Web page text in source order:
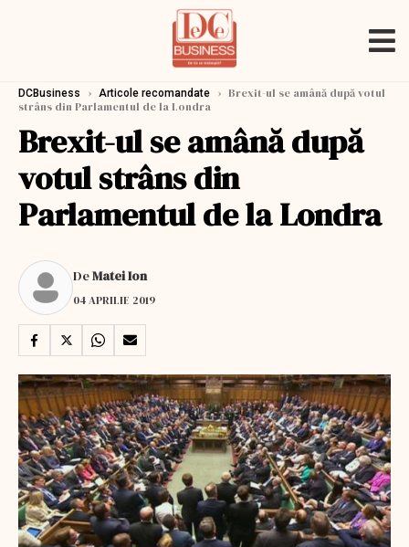
DCBusiness › Articole recomandate › Brexit-ul se amână după votul
strâns din Parlamentul de la Londra
Brexit-ul se amână după
votul strâns din
Parlamentul de la Londra
DeMatei Ion
04 APRILIE 2019